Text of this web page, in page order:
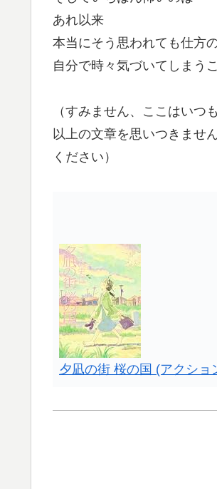
あれ以来
本当にそう思われても仕方
自分で時々気づいてしまう
（すみません、ここはい
以上の文章を思いつきませ
ください）
夕凪の街 桜の国 (アクショ